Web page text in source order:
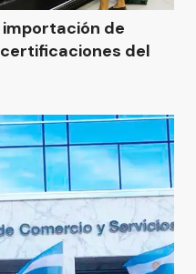
importación de
del